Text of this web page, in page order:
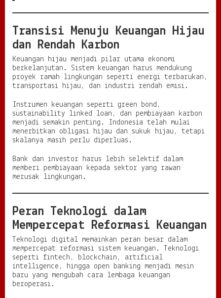
Transisi Menuju Keuangan Hijau
dan Rendah Karbon
Keuangan hijau menjadi pilar utama ekonomi
berkelanjutan. Sistem keuangan harus mendukung
proyek ramah lingkungan seperti energi terbarukan,
transportasi hijau, dan industri rendah emisi.
Instrumen keuangan seperti green bond,
sustainability linked loan, dan pembiayaan karbon
menjadi semakin penting. Indonesia telah mulai
menerbitkan obligasi hijau dan sukuk hijau, tetapi
skalanya masih perlu diperluas.
Bank dan investor harus lebih selektif dalam
memberi pembiayaan kepada sektor yang rawan
merusak lingkungan.
Peran Teknologi dalam
Mempercepat Reformasi Keuangan
Teknologi digital memainkan peran besar dalam
mempercepat reformasi sistem keuangan. Teknologi
seperti fintech, blockchain, artificial
intelligence, hingga open banking menjadi mesin
baru yang mengubah cara lembaga keuangan
beroperasi.